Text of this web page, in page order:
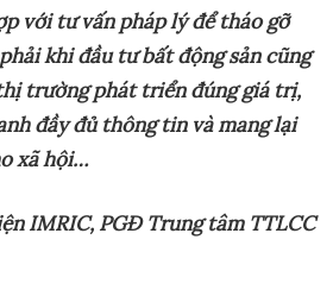
với tư vấn pháp lý để tháo gỡ
khi đầu tư bất động sản cũng
trường phát triển đúng giá trị,
đầy đủ thông tin và mang lại
xã hội…
IMRIC, PGĐ Trung tâm TTLCC